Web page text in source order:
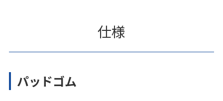
仕様
パッドゴム